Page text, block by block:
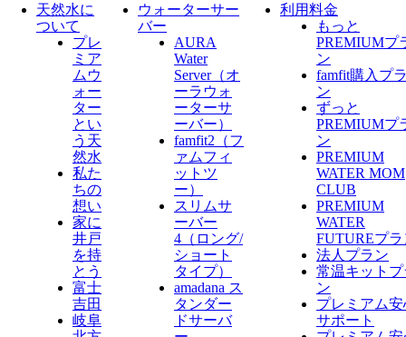
天然水に
ついて
プレ
ミア
ムウ
ォー
ター
とい
う天
然水
私た
ちの
想い
家に
井戸
を持
とう
富士
吉田
岐阜
ウォーターサー
バー
AURA
Water
Server​（オ
ーラウォ
ーターサ
ーバー）
famfit2（フ
ァムフィ
ットツ
ー）
スリムサ
ーバー
4（ロング/
ショート
タイプ）
amadana ス
タンダー
ドサーバ
利用料金
もっと
PREMIUMプ
ン
famfit購入プ
ン
ずっと
PREMIUMプ
ン
PREMIUM
WATER MOM
CLUB
PREMIUM
WATER
FUTUREプラ
法人プラン
常温キットプ
ン
プレミアム安
サポート